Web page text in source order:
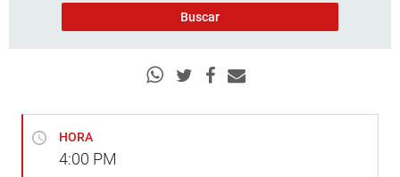
HORA
4:00 PM